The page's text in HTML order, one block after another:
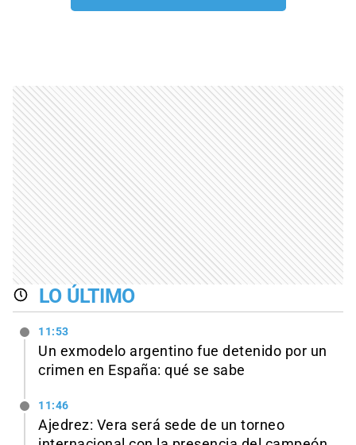
LO ÚLTIMO
11:53
Un exmodelo argentino fue detenido por un
crimen en España: qué se sabe
11:46
Ajedrez: Vera será sede de un torneo